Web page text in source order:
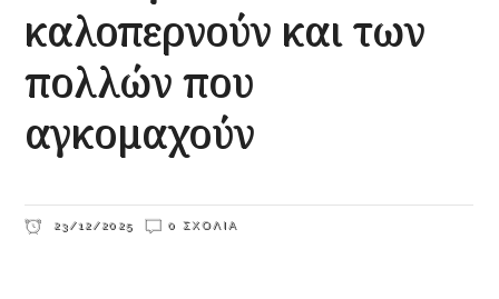
καλοπερνούν και των
πολλών που
αγκομαχούν
23/12/2025 0 ΣΧΌΛΙΑ